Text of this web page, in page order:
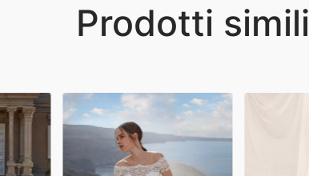
Prodotti simili